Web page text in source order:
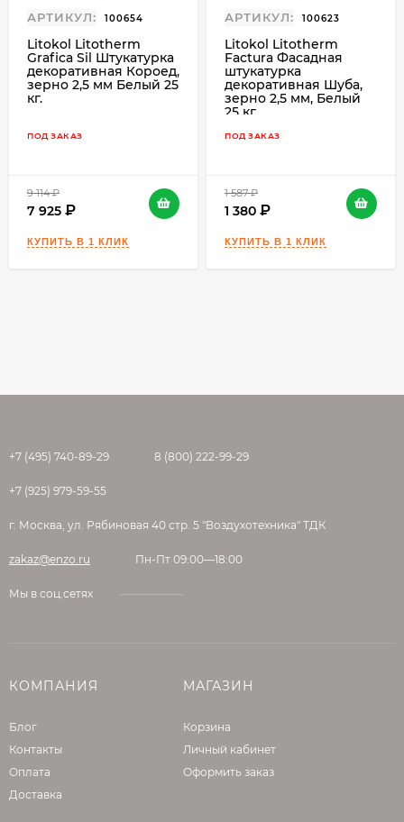
применять различные моющие средства.
Приготовление состава для нанесения
декоративной штукатурки не требует
наличия каких-либо специализированных
следовать инструкции производителя,
штукатурную смесь «Короед» должно быть
тщательно выровнено, поскольку финишный
покрытия.
Для нанесения штукатурного покрытия
нержавеющих материалов.
Предварительно необходимо очистить
глубоко проникающим составом PRIMER C-м
для улучшения адгезии и повышения
декоративной штукатурки "Короед" Литокол
необходимо дождаться полного высыхания
Отделку фасадов «короедом» можно
выполнять при температуре окружающей
АРТИКУЛ: 100654
Litokol Litotherm
Grafica Sil Штукатурка
декоративная Короед,
зерно 2,5 мм Белый 25
кг.
ПОД ЗАКАЗ
9 114
7 925
АРТИКУЛ: 100623
Litokol Litotherm
Factura Фасадная
штукатурка
декоративная Шуба,
зерно 2,5 мм, Белый
25 кг.
ПОД ЗАКАЗ
1 587
1 380
+7 (495) 740-89-29 8 (800) 222-99-29
+7 (925) 979-59-55
г. Москва, ул. Рябиновая 40 стр. 5 "Воздухотехника" ТДК
zakaz@enzo.ru Пн-Пт 09:00—18:00
Мы в соц.сетях
КОМПАНИЯ
Блог
Контакты
Оплата
Доставка
МАГАЗИН
Корзина
Личный кабинет
Оформить заказ